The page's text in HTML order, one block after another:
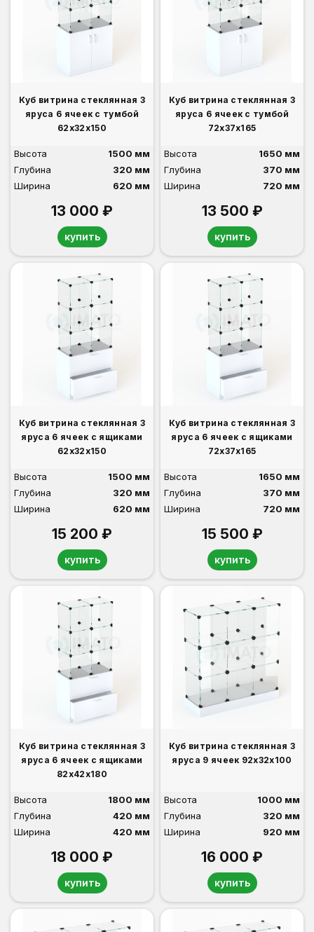
Куб витрина стеклянная 3
яруса 6 ячеек с тумбой
62х32х150
Высота
1500 мм
Глубина
320 мм
Ширина
620 мм
13 000 ₽
купить
Куб витрина стеклянная 3
яруса 6 ячеек с тумбой
72х37х165
Высота
1650 мм
Глубина
370 мм
Ширина
720 мм
13 500 ₽
купить
Куб витрина стеклянная 3
яруса 6 ячеек с ящиками
62х32х150
Высота
1500 мм
Глубина
320 мм
Ширина
620 мм
15 200 ₽
купить
Куб витрина стеклянная 3
яруса 6 ячеек с ящиками
72х37х165
Высота
1650 мм
Глубина
370 мм
Ширина
720 мм
15 500 ₽
купить
Куб витрина стеклянная 3
яруса 6 ячеек с ящиками
82х42х180
Высота
1800 мм
Глубина
420 мм
Ширина
420 мм
18 000 ₽
купить
Куб витрина стеклянная 3
яруса 9 ячеек 92х32х100
Высота
1000 мм
Глубина
320 мм
Ширина
920 мм
16 000 ₽
купить